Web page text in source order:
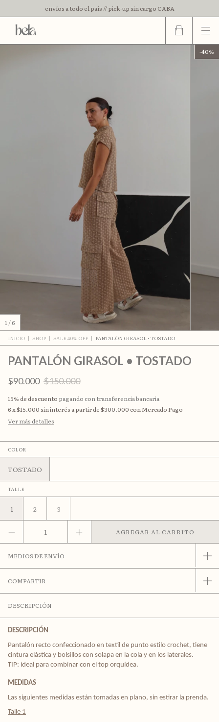
envíos a todo el país // pick-up sin cargo CABA
3 cuotas sin interes // 15% off con transferencia
-40%
1/6
INICIO | SHOP | SALE 40% OFF | PANTALÓN GIRASOL • TOSTADO
PANTALÓN GIRASOL • TOSTADO
$90.000 $150.000
15% de descuento pagando con transferencia bancaria
6x$15.000sin interés
Ver más detalles
COLOR
TOSTADO
TALLE
1 2 3
MEDIOS DE ENVÍO
COMPARTIR
DESCRIPCIÓN
DESCRIPCIÓN
Pantalón recto confeccionado en textil de punto estilo crochet, tiene
cintura elástica y bolsillos con solapa en la cola y en los laterales.
TIP: ideal para combinar con el top orquídea.
MEDIDAS
Las siguientes medidas están tomadas en plano, sin estirar la prenda.
Talle 1